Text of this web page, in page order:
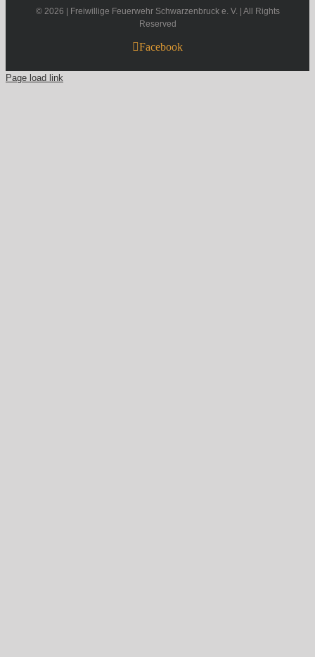
© 2026 | Freiwillige Feuerwehr Schwarzenbruck e. V. | All Rights
Reserved
Facebook
Page load link